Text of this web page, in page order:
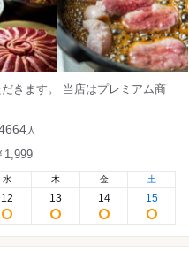
きます。 当店はプレミアム商
人
1,999
水
12
木
13
金
14
土
15